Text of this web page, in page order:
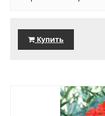
Купить